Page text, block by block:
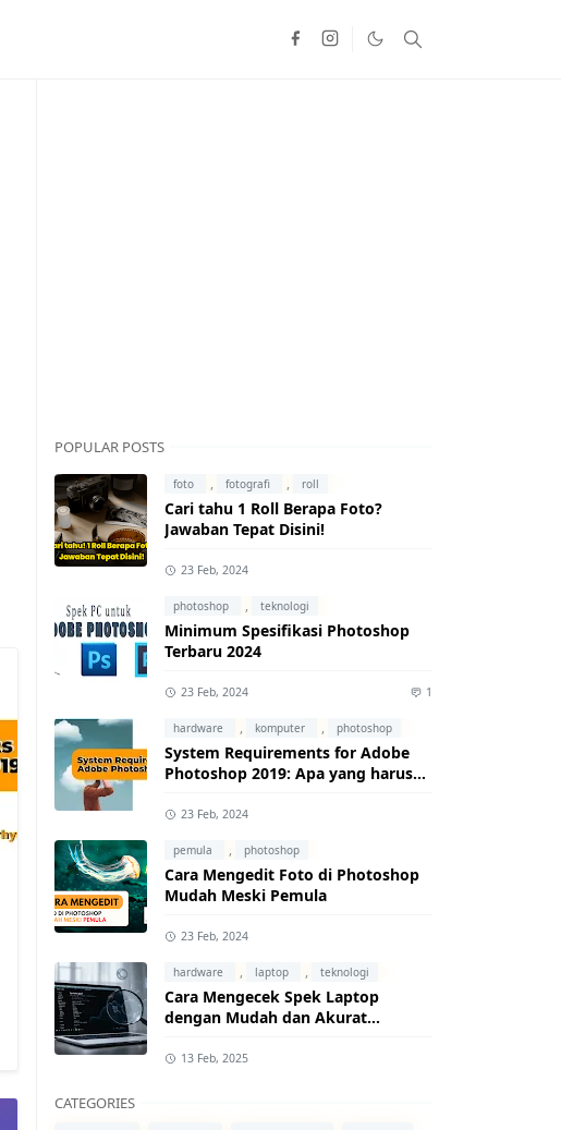
POPULAR POSTS
foto , fotografi , roll
Cari tahu 1 Roll Berapa Foto?
Jawaban Tepat Disini!
23 Feb, 2024
photoshop , teknologi
Minimum Spesifikasi Photoshop
Terbaru 2024
23 Feb, 2024 1
hardware , komputer , photoshop
System Requirements for Adobe
Photoshop 2019: Apa yang harus
23 Feb, 2024
pemula , photoshop
Cara Mengedit Foto di Photoshop
Mudah Meski Pemula
23 Feb, 2024
hardware , laptop , teknologi
Cara Mengecek Spek Laptop
dengan Mudah dan Akurat
13 Feb, 2025
CATEGORIES